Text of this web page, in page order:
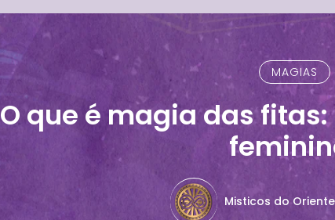
MAGIAS
O que é magia das
Misticos do Oriente